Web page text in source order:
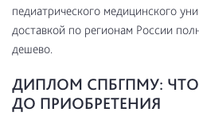
педиатрического медицинского
доставкой по регионам России
дешево.
ДИПЛОМ СПБГПМУ:
ДО ПРИОБРЕТЕНИЯ